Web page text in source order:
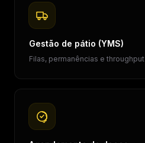
Gestão de pátio (YMS)
Filas, permanências e throughput